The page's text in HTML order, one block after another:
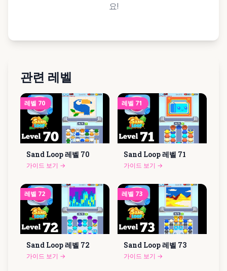
요!
관련 레벨
레벨 70
Sand Loop 레벨 70
가이드 보기 →
레벨 71
Sand Loop 레벨 71
가이드 보기 →
레벨 72
Sand Loop 레벨 72
가이드 보기 →
레벨 73
Sand Loop 레벨 73
가이드 보기 →